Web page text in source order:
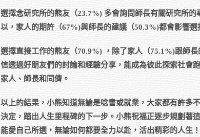
選擇念研究所的熊友（23.7%) 多會詢問師長有關研究所
以，家人的期許（67%)與師長的建議（50.3%)都會影響選
選擇直接工作的熊友（70.9%) ，除了家人（75.1%)跟師
信透過好朋友們的討論和經驗分享，能成為彼此探索社會
家人、師長和同儕。
以上的結果，小熊知道無論是唸書或就業，大家都有許多
決定，踏出人生里程碑的下一步。小熊祝福正逐步規劃著
能愛自己所選，無論如何都要全力以赴，活出精彩的人生！